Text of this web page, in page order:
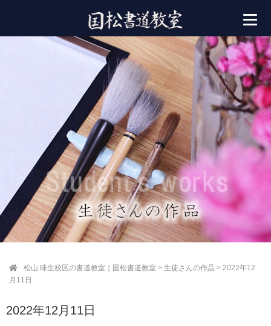
松山 味生校区の書道教室｜国松書道教室 > 生徒さんの作品 > 2022年12
月11日
2022年12月11日